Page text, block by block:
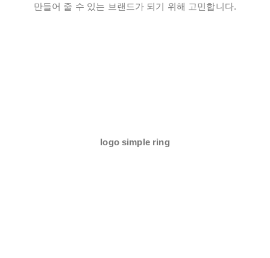
만들어 줄 수 있는 브랜드가 되기 위해 고민합니다.
logo simple ring